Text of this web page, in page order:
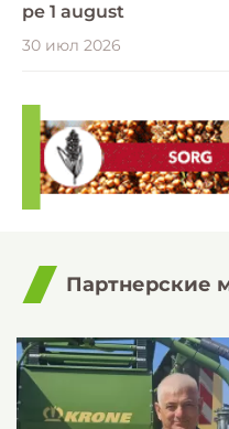
pe 1 august
30 июл 2026
Партнерские